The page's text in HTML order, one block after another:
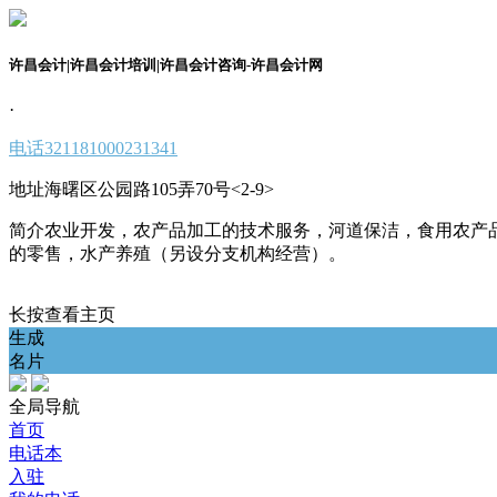
许昌会计|许昌会计培训|许昌会计咨询-许昌会计网
·
电话321181000231341
地址海曙区公园路105弄70号<2-9>
简介农业开发，农产品加工的技术服务，河道保洁，食用农产
的零售，水产养殖（另设分支机构经营）。
长按查看主页
生成
名片
全局导航
首页
电话本
入驻